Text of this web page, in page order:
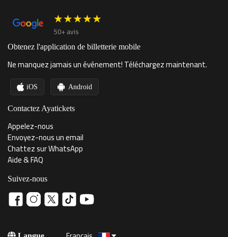
★★★★★
50+ avis
Obtenez l'application de billetterie mobile
Ne manquez jamais un événement! Téléchargez maintenant.
iOS Android
Contactez Ayatickets
Appelez-nous
Envoyez-nous un email
Chattez sur WhatsApp
Aide & FAQ
Suivez-nous